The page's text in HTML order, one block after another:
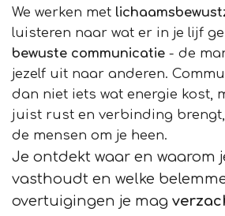
We werken met
luisteren naar wat er in je lijf
bewuste communicatie - de
jezelf uit naar anderen.
dan niet iets wat energie kost,
juist rust en verbinding
de mensen om je heen.
Je ontdekt waar en waarom
vasthoudt en welke
overtuigingen je mag